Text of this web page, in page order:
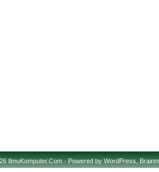
IlmuKomputer.Com · Powered byWordPress,